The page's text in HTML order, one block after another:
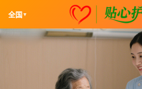
全国 ▼